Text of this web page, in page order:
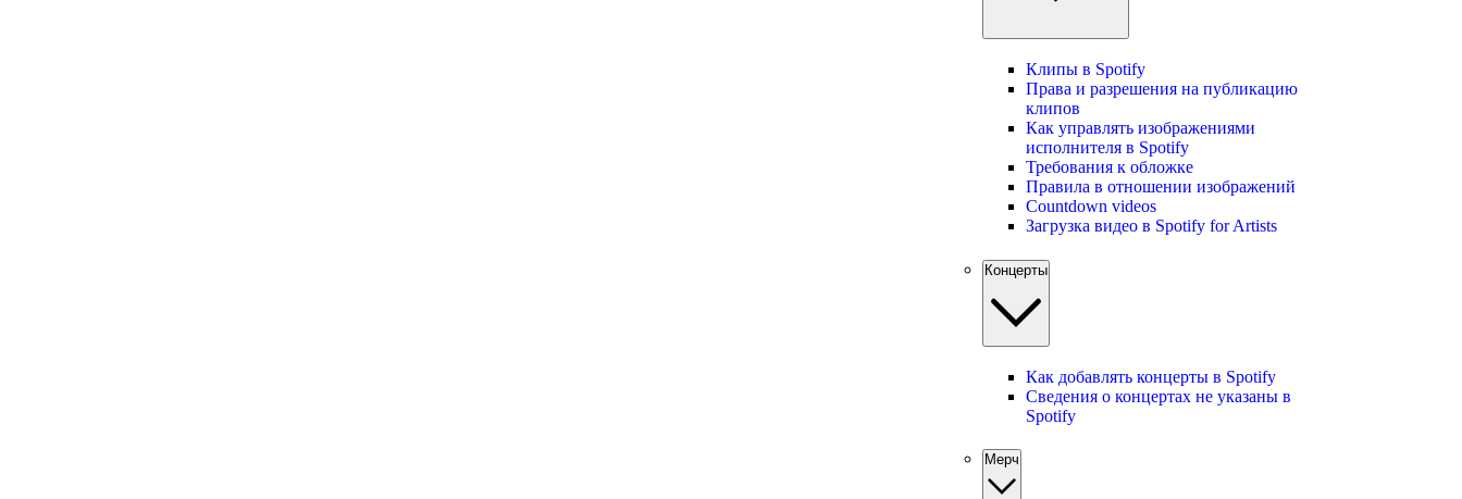
Клипы в Spotify
Права и разрешения на публикацию
клипов
Как управлять изображениями
исполнителя в Spotify
Требования к обложке
Правила в отношении изображений
Countdown videos
Загрузка видео в Spotify for Artists
Концерты
Как добавлять концерты в Spotify
Сведения о концертах не указаны в
Spotify
Мерч